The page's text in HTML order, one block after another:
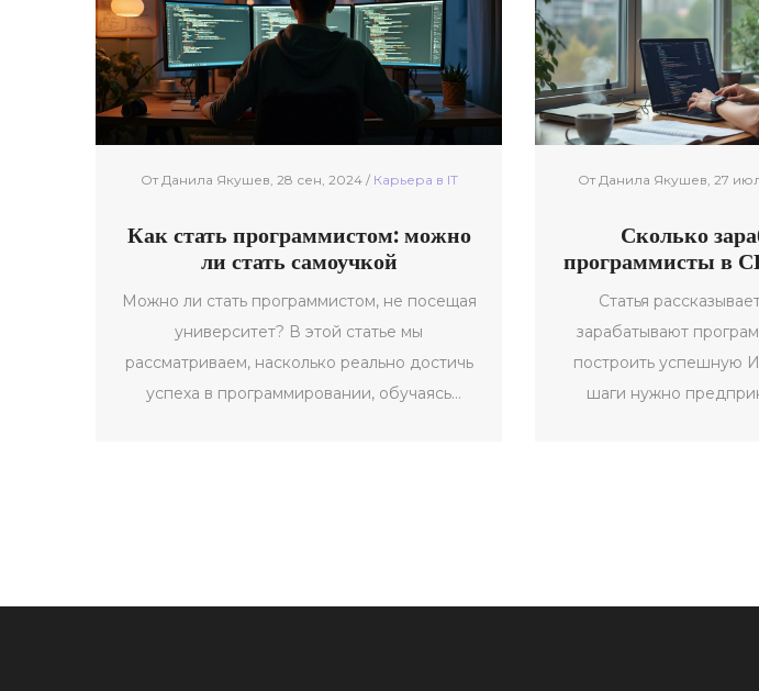
пафоса. Всё — по делу и без непонятных
терминов.
мотивацию в
информация
хочет ступить на путь
не знает, с
От Данила Якушев, 28 сен, 2024 / Карьерa в IT
Как стать программистом: можно
ли стать самоучкой
Можно ли стать программистом, не посещая
университет? В этой статье мы
рассматриваем, насколько реально достичь
успеха в программировании, обучаясь
От Данила Якушев, 27
Сколько
программисты в
Статья
зарабатывают
построить успешную
шаги нужно